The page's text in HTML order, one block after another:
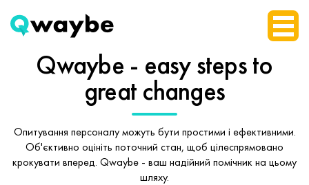
Qwaybe - easy stepsto
great changes
Опитування персоналу можуть бути простими і ефективними.
Об'єктивно оцініть поточний стан, щоб цілеспрямовано
крокувати вперед. Qwaybe - ваш надійний помічник на цьому
шляху.